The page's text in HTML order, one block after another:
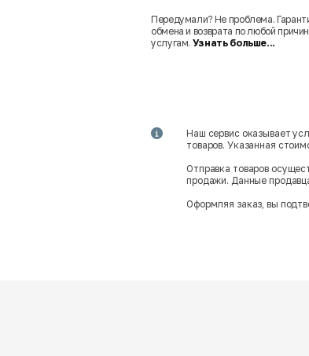
Передумали? Не проблема.
обмена и возврата по любой
услугам. Узнать больше...
Наш сервис оказывает
товаров. Указанная
Отправка товаров
продажи. Данные
Оформляя заказ, вы